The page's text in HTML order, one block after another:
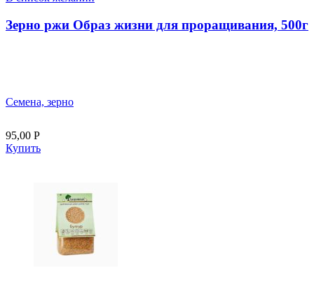
Зерно ржи Образ жизни для проращивания, 500г
Семена, зерно
95,00 Р
Купить